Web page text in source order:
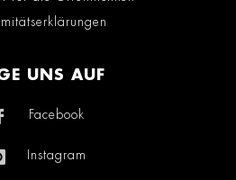
UNS AUF
Facebook
Instagram